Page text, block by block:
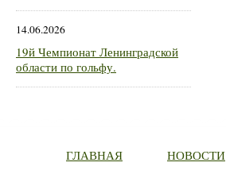
14.06.2026
19й Чемпионат Ленинградской
области по гольфу.
ГЛАВНАЯ НОВОСТИ